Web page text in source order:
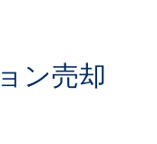
ン売却